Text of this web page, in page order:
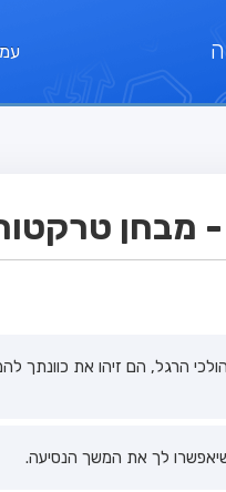
טרקטור
הרגל, הם זיהו את כוונתך
שיאפשרו לך את המשך הנסיעה.